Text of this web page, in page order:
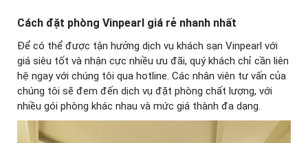
Cách đặt phòng Vinpearl giá rẻ nhanh nhất
Để có thể được tận hưởng dịch vụ khách sạn Vinpearl với
giá siêu tốt và nhận cực nhiều ưu đãi, quý khách chỉ cần liên
hệ ngay với chúng tôi qua hotline. Các nhân viên tư vấn của
chúng tôi sẽ đem đến dịch vụ đặt phòng chất lượng, với
nhiều gói phòng khác nhau và mức giá thành đa dạng.